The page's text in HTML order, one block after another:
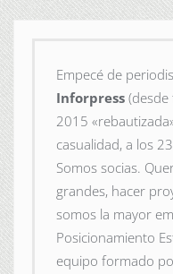
Empecé de
Inforpress
2015
casualidad, a los
Somos socias.
grandes, hacer
somos la mayor
Posicionamiento
equipo formado